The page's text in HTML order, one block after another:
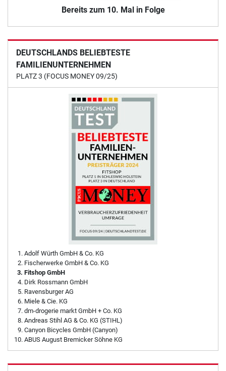
Bereits zum 10. Mal in Folge
DEUTSCHLANDS BELIEBTESTE
FAMILIENUNTERNEHMEN
PLATZ 3 (FOCUS MONEY 09/25)
Adolf Würth GmbH & Co. KG
Fischerwerke GmbH & Co. KG
Fitshop GmbH
Dirk Rossmann GmbH
Ravensburger AG
Miele & Cie. KG
dm-drogerie markt GmbH + Co. KG
Andreas Stihl AG & Co. KG (STIHL)
Canyon Bicycles GmbH (Canyon)
ABUS August Bremicker Söhne KG